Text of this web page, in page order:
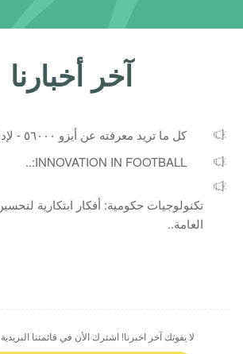
آخر أخبارنا
كل ما تريد معرفته عن أيزو ٥٦٠٠٠ - لإدارة الابتكار..
INNOVATION IN FOOTBALL:..
تكنولوجيات حكومية: أفكار ابتكارية
العامة..
لا يفوتك آخر اخبرنا! اشترك الأن في قائمتنا البريدية